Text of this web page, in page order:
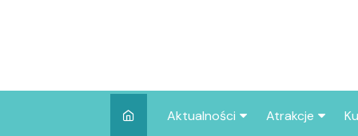
Aktualności Atrakcje